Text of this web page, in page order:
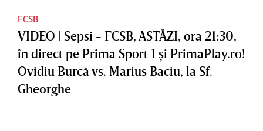
FCSB
VIDEO | Sepsi - FCSB, ASTĂZI, ora 21:30,
în direct pe Prima Sport 1 şi PrimaPlay.ro!
Ovidiu Burcă vs. Marius Baciu, la Sf.
Gheorghe